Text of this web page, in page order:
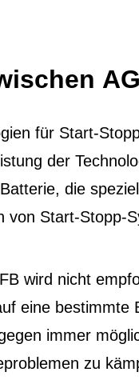
für Start-
der
die
von Start-Stopp-
wird nicht
eine bestimmte
immer
zu